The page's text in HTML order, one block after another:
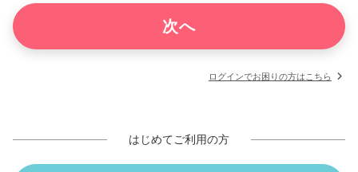
ログインでお困りの方はこちら
はじめてご利用の方